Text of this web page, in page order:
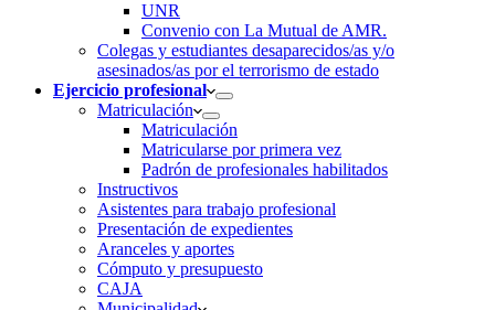
UNR
Convenio con La Mutual de AMR.
Colegas y estudiantes desaparecidos/as y/o
asesinados/as por el terrorismo de estado
Ejercicio profesional
Matriculación
Matriculación
Matricularse por primera vez
Padrón de profesionales habilitados
Instructivos
Asistentes para trabajo profesional
Presentación de expedientes
Aranceles y aportes
Cómputo y presupuesto
CAJA